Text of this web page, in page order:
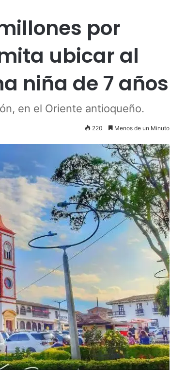
por
ubicar al
niña de 7 años
en el Oriente antioqueño.
220 Menos de un Minuto